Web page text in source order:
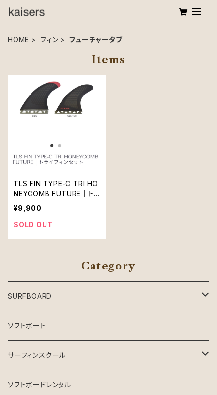
HOME フィン フューチャータブ
Items
TLS FIN TYPE-C TRI HO
NEYCOMB FUTURE｜ト
ライフィンセット
¥9,900
SOLD OUT
Category
SURFBOARD
Crystal Dreams SURFBOARD
INSPIRE SURFBOARD
USEDサーフボード
ソフトボート
サーフィンスクール
マンツーマン
ソフトボードレンタル